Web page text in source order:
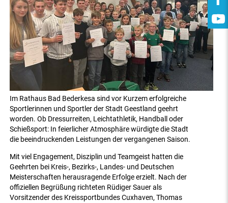
Im Rathaus Bad Bederkesa sind vor Kurzem erfolgreiche
Sportlerinnen und Sportler der Stadt Geestland geehrt
worden. Ob Dressurreiten, Leichtathletik, Handball oder
Schießsport: In feierlicher Atmosphäre würdigte die Stadt
die beeindruckenden Leistungen der vergangenen Saison.
Mit viel Engagement, Disziplin und Teamgeist hatten die
Geehrten bei Kreis-, Bezirks-, Landes- und Deutschen
Meisterschaften herausragende Erfolge erzielt. Nach der
offiziellen Begrüßung richteten Rüdiger Sauer als
Vorsitzender des Kreissportbundes Cuxhaven, Thomas